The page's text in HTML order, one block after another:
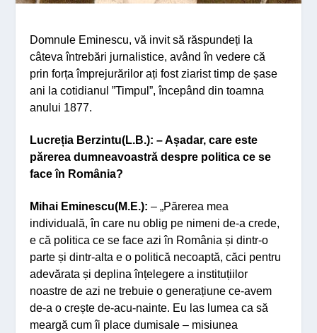
Domnule Eminescu, vă invit să răspundeți la
câteva întrebări jurnalistice, având în vedere că
prin forța împrejurărilor ați fost ziarist timp de șase
ani la cotidianul ”Timpul”, începând din toamna
anului 1877.
Lucreția Berzintu(L.B.): – Așadar, care este
părerea dumneavoastră despre politica ce se
face în România?
Mihai Eminescu(M.E.): – „Părerea mea
individuală, în care nu oblig pe nimeni de-a crede,
e că politica ce se face azi în România și dintr-o
parte și dintr-alta e o politică necoaptă, căci pentru
adevărata și deplina înțelegere a instituțiilor
noastre de azi ne trebuie o generațiune ce-avem
de-a o crește de-acu-nainte. Eu las lumea ca să
meargă cum îi place dumisale – misiunea